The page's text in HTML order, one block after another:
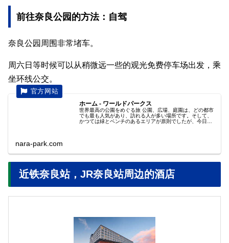
前往奈良公园的方法：自驾
奈良公园周围非常堵车。
周六日等时候可以从稍微远一些的观光免费停车场出发，乘
坐环线公交。
ホーム - ワールドパークス
世界最高の公園をめぐる旅 公園、広場、庭園は、どの都市
でも最も人気があり、訪れる人が多い場所です。そして、
かつては緑とベンチのあるエリアが原則でしたが、今日の
nara-park.com
近铁奈良站，JR奈良站周边的酒店